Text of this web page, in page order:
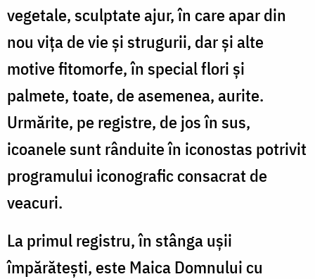
vegetale, sculptate ajur, în care apar din
nou vița de vie și strugurii, dar și alte
motive fitomorfe, în special flori și
palmete, toate, de asemenea, aurite.
Urmărite, pe registre, de jos în sus,
icoanele sunt rânduite în iconostas potrivit
programului iconografic consacrat de
veacuri.
La primul registru, în stânga ușii
împărătești, este Maica Domnului cu